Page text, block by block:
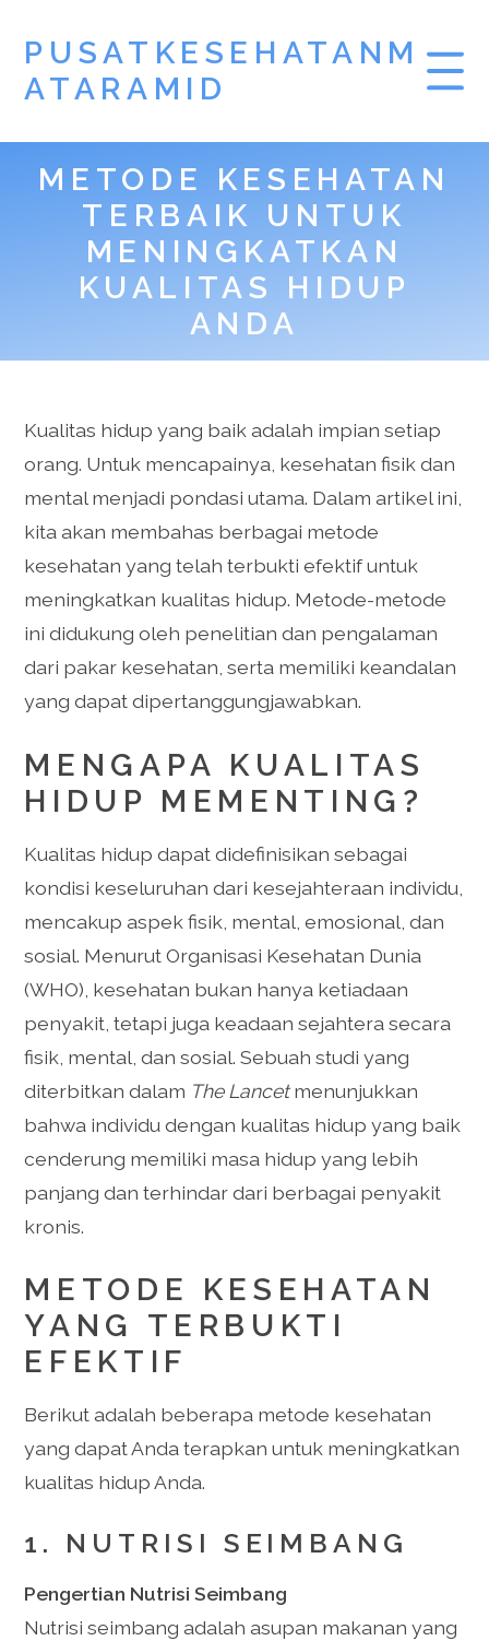
PUSATKESEHATANM
ATARAMID
METODE KESEHATAN
TERBAIK UNTUK
MENINGKATKAN
KUALITAS HIDUP
ANDA
Kualitas hidup yang baik adalah impian setiap
orang. Untuk mencapainya, kesehatan fisik dan
mental menjadi pondasi utama. Dalam artikel ini,
kita akan membahas berbagai metode
kesehatan yang telah terbukti efektif untuk
meningkatkan kualitas hidup. Metode-metode
ini didukung oleh penelitian dan pengalaman
dari pakar kesehatan, serta memiliki keandalan
yang dapat dipertanggungjawabkan.
MENGAPA KUALITAS
HIDUP MEMENTING?
Kualitas hidup dapat didefinisikan sebagai
kondisi keseluruhan dari kesejahteraan individu,
mencakup aspek fisik, mental, emosional, dan
sosial. Menurut Organisasi Kesehatan Dunia
(WHO), kesehatan bukan hanya ketiadaan
penyakit, tetapi juga keadaan sejahtera secara
fisik, mental, dan sosial. Sebuah studi yang
diterbitkan dalam The Lancetmenunjukkan
bahwa individu dengan kualitas hidup yang baik
cenderung memiliki masa hidup yang lebih
panjang dan terhindar dari berbagai penyakit
kronis.
METODE KESEHATAN
YANG TERBUKTI
EFEKTIF
Berikut adalah beberapa metode kesehatan
yang dapat Anda terapkan untuk meningkatkan
kualitas hidup Anda.
1. NUTRISI SEIMBANG
Pengertian Nutrisi Seimbang
Nutrisi seimbang adalah asupan makanan yang